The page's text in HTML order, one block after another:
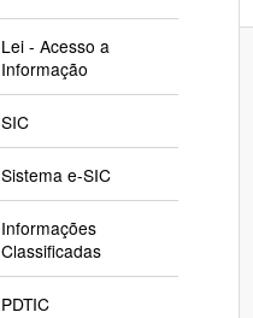
Lei - Acesso a
Informação
SIC
Sistema e-SIC
Informações
Classificadas
PDTIC